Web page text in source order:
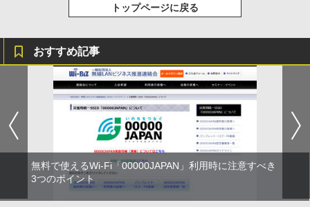
トップページに戻る
おすすめ記事
無料で使えるWi-Fi「00000JAPAN」利用時に注意すべき
3つのポイント